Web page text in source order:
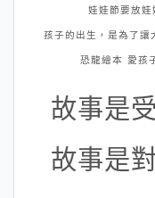
娃娃節要放娃
孩子的出生，是為了讓
恐龍繪本 愛孩
故事是
故事是